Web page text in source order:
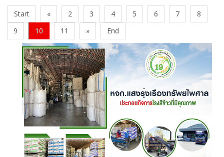
Start « 2 3 4 5 6 7
8
9
10 11 » End